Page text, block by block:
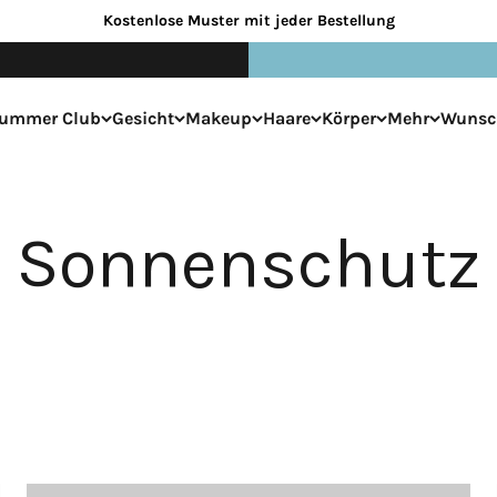
Kostenlose Muster mit jeder Bestellung
Club Gesicht Makeup Haare Körper Mehr